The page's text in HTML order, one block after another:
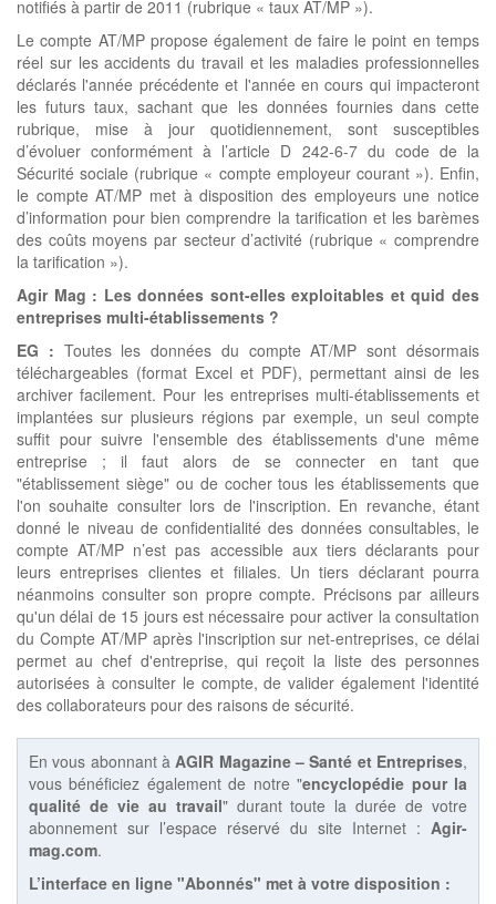
notifiés à partir de 2011 (rubrique « taux AT/MP »).
Le compte AT/MP propose également de faire le point en temps
réel sur les accidents du travail et les maladies professionnelles
déclarés l'année précédente et l'année en cours qui impacteront
les futurs taux, sachant que les données fournies dans cette
rubrique, mise à jour quotidiennement, sont susceptibles
d’évoluer conformément à l’article D 242-6-7 du code de la
Sécurité sociale (rubrique « compte employeur courant »). Enfin,
le compte AT/MP met à disposition des employeurs une notice
d’information pour bien comprendre la tarification et les barèmes
des coûts moyens par secteur d’activité (rubrique « comprendre
la tarification »).
Agir Mag : Les données sont-elles exploitables et quid des
entreprises multi-établissements ?
EG : Toutes les données du compte AT/MP sont désormais
téléchargeables (format Excel et PDF), permettant ainsi de les
archiver facilement. Pour les entreprises multi-établissements et
implantées sur plusieurs régions par exemple, un seul compte
suffit pour suivre l'ensemble des établissements d'une même
entreprise ; il faut alors de se connecter en tant que
"établissement siège" ou de cocher tous les établissements que
l'on souhaite consulter lors de l'inscription. En revanche, étant
donné le niveau de confidentialité des données consultables, le
compte AT/MP n’est pas accessible aux tiers déclarants pour
leurs entreprises clientes et filiales. Un tiers déclarant pourra
néanmoins consulter son propre compte. Précisons par ailleurs
qu'un délai de 15 jours est nécessaire pour activer la consultation
du Compte AT/MP après l'inscription sur net-entreprises, ce délai
permet au chef d'entreprise, qui reçoit la liste des personnes
autorisées à consulter le compte, de valider également l'identité
des collaborateurs pour des raisons de sécurité.
En vous abonnant àAGIR Magazine – Santé et Entreprises,
vous bénéficiez également de notre "encyclopédie pour la
qualité de vie au travail" durant toute la durée de votre
abonnement sur l’espace réservé du site Internet : Agir-
mag.com.
L’interface en ligne "Abonnés" met à votre disposition :